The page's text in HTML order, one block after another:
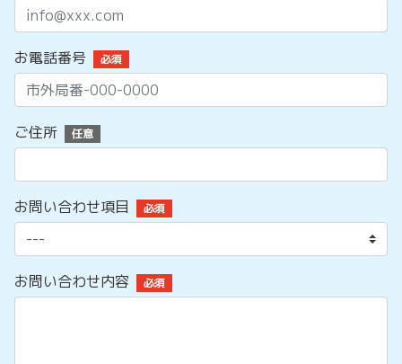
お電話番号 必須
ご住所 任意
お問い合わせ項目 必須
お問い合わせ内容 必須